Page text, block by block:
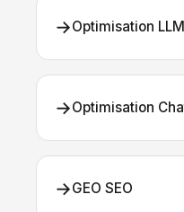
→Optimisation LLM
→Optimisation
→GEO SEO